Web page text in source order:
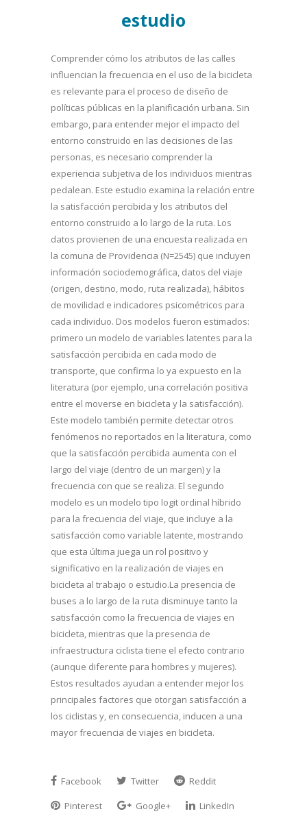
estudio
Comprender cómo los atributos de las calles
influencian la frecuencia en el uso de la bicicleta
es relevante para el proceso de diseño de
políticas públicas en la planificación urbana. Sin
embargo, para entender mejor el impacto del
entorno construido en las decisiones de las
personas, es necesario comprender la
experiencia subjetiva de los individuos mientras
pedalean. Este estudio examina la relación entre
la satisfacción percibida y los atributos del
entorno construido a lo largo de la ruta. Los
datos provienen de una encuesta realizada en
la comuna de Providencia (N=2545) que incluyen
información sociodemográfica, datos del viaje
(origen, destino, modo, ruta realizada), hábitos
de movilidad e indicadores psicométricos para
cada individuo. Dos modelos fueron estimados:
primero un modelo de variables latentes para la
satisfacción percibida en cada modo de
transporte, que confirma lo ya expuesto en la
literatura (por ejemplo, una correlación positiva
entre el moverse en bicicleta y la satisfacción).
Este modelo también permite detectar otros
fenómenos no reportados en la literatura, como
que la satisfacción percibida aumenta con el
largo del viaje (dentro de un margen) y la
frecuencia con que se realiza. El segundo
modelo es un modelo tipo logit ordinal híbrido
para la frecuencia del viaje, que incluye a la
satisfacción como variable latente, mostrando
que esta última juega un rol positivo y
significativo en la realización de viajes en
bicicleta al trabajo o estudio.La presencia de
buses a lo largo de la ruta disminuye tanto la
satisfacción como la frecuencia de viajes en
bicicleta, mientras que la presencia de
infraestructura ciclista tiene el efecto contrario
(aunque diferente para hombres y mujeres).
Estos resultados ayudan a entender mejor los
principales factores que otorgan satisfacción a
los ciclistas y, en consecuencia, inducen a una
mayor frecuencia de viajes en bicicleta.
Facebook Twitter
Reddit
Pinterest
Google+ LinkedIn